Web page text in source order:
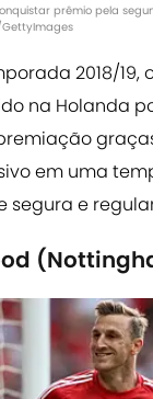
prêmio pela
2018/19,
na Holanda
em uma
segura e